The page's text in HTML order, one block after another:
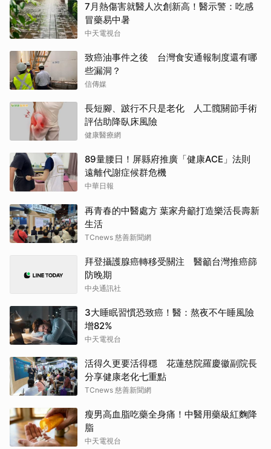
7月熱傷害就醫人次創新高！醫示警：吃感
冒藥易中暑
中天電視台
致癌油事件之後 台灣食安通報制度還有哪
些漏洞？
信傳媒
長短腳、跛行不只是老化 人工髖關節手術
評估助降臥床風險
健康醫療網
89量腰日！屏縣府推廣「健康ACE」法則
遠離代謝症候群危機
中華日報
再青春的中醫處方 葉家舟籲打造樂活長壽新
生活
TCnews 慈善新聞網
拜登攝護腺癌轉移受關注 醫籲台灣推癌篩
防晚期
中央通訊社
3大睡眠習慣恐致癌！醫：熬夜不午睡風險
增82%
中天電視台
活得久更要活得穩 花蓮慈院羅慶徽副院長
分享健康老化七重點
TCnews 慈善新聞網
瘦男高血脂吃藥全身痛！中醫用藥級紅麴降
脂
中天電視台